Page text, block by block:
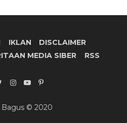
IKLAN
DISCLAIMER
MEDIA SIBER
RSS
Bagus © 2020